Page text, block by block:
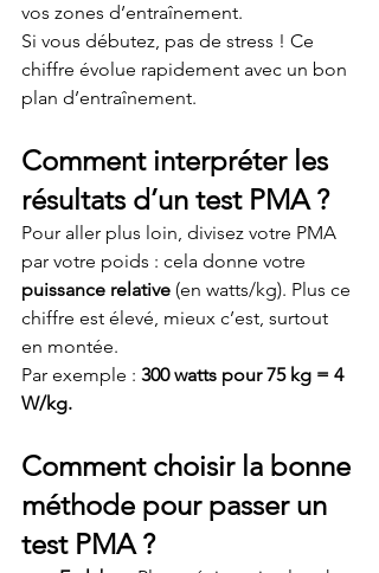
vos zones d’entraînement.
Si vous débutez, pas de stress ! Ce
chiffre évolue rapidement avec un bon
plan d’entraînement.
Comment interpréter les
résultats d’un test PMA ?
Pour aller plus loin, divisez votre PMA
par votre poids : cela donne votre
puissance relative (en watts/kg). Plus ce
chiffre est élevé, mieux c’est, surtout
en montée.
Par exemple : 300 watts pour 75 kg = 4
W/kg.
Comment choisir la bonne
méthode pour passer un
test PMA ?